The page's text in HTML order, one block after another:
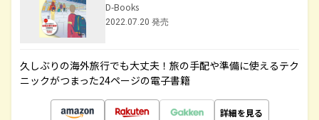
D-Books
2022.07.20 発売
久しぶりの海外旅行でも大丈夫！旅の手配や準備に使えるテク
ニックがつまった24ページの電子書籍
詳細を見る